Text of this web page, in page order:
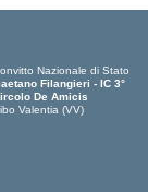
Nazionale di Stato
Filangieri - IC 3°
De Amicis
Valentia (VV)